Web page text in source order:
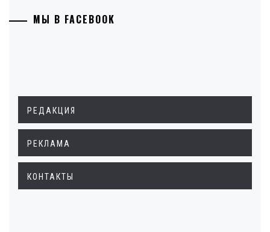
МЫ В FACEBOOK
РЕДАКЦИЯ
РЕКЛАМА
КОНТАКТЫ